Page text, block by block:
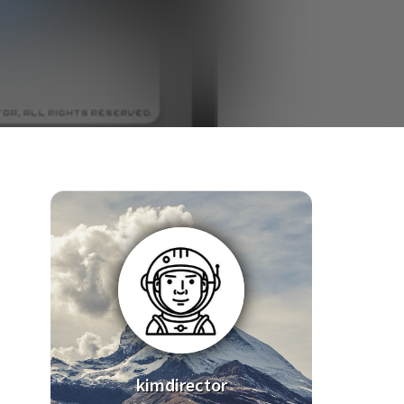
kimdirector